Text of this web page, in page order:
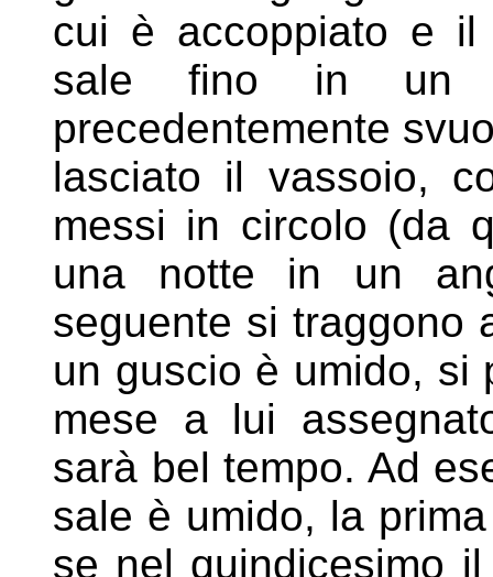
cui è accoppiato e il
sale fino in un
precedentemente
lasciato il vassoio,
messi in circolo (da
una notte in un
seguente si traggono
un guscio è umido, si
mese a lui
sarà beltempo. Ad
sale è umido, la
se nel quindicesimo